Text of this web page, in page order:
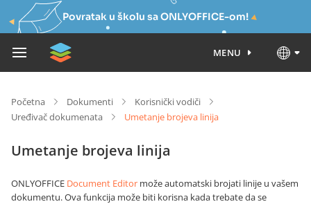
Povratak u školu sa ONLYOFFICE-om!
MENU
Početna Dokumenti
Korisnički vodiči
Uređivač dokumenata
Umetanje brojeva linija
Umetanje brojeva linija
ONLYOFFICE Document Editor može automatski brojati linije u vašem
dokumentu. Ova funkcija može biti korisna kada trebate da se